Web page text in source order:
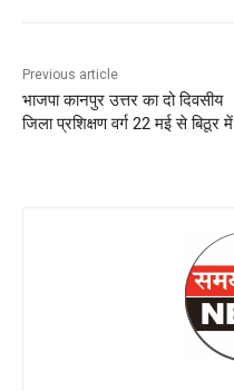
Previous article
भाजपा कानपुर उत्तर का दो दिवसीय
जिला प्रशिक्षण वर्ग 22 मई से बिठूर में